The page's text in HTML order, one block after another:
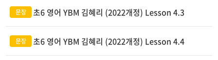
초6 영어 YBM 김혜리 (2022개정) Lesson 4.3
초6 영어 YBM 김혜리 (2022개정) Lesson 4.4